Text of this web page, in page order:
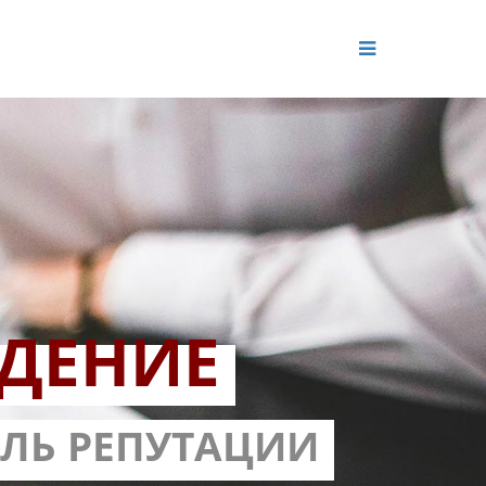
РЕПУТАЦИИ